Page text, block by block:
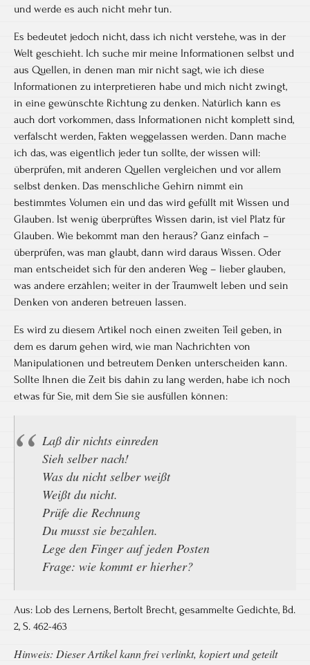
und werde es auch nicht mehr tun.
Es bedeutet jedoch nicht, dass ich nicht verstehe, was in der
Welt geschieht. Ich suche mir meine Informationen selbst und
aus Quellen, in denen man mir nicht sagt, wie ich diese
Informationen zu interpretieren habe und mich nicht zwingt,
in eine gewünschte Richtung zu denken. Natürlich kann es
auch dort vorkommen, dass Informationen nicht komplett sind,
verfälscht werden, Fakten weggelassen werden. Dann mache
ich das, was eigentlich jeder tun sollte, der wissen will:
überprüfen, mit anderen Quellen vergleichen und vor allem
selbst denken. Das menschliche Gehirn nimmt ein
bestimmtes Volumen ein und das wird gefüllt mit Wissen und
Glauben. Ist wenig überprüftes Wissen darin, ist viel Platz für
Glauben. Wie bekommt man den heraus? Ganz einfach –
überprüfen, was man glaubt, dann wird daraus Wissen. Oder
man entscheidet sich für den anderen Weg – lieber glauben,
was andere erzählen; weiter in der Traumwelt leben und sein
Denken von anderen betreuen lassen.
Es wird zu diesem Artikel noch einen zweiten Teil geben, in
dem es darum gehen wird, wie man Nachrichten von
Manipulationen und betreutem Denken unterscheiden kann.
Sollte Ihnen die Zeit bis dahin zu lang werden, habe ich noch
etwas für Sie, mit dem Sie sie ausfüllen können:
Laß dir nichts einreden
Sieh selber nach!
Was du nicht selber weißt
Weißt du nicht.
Prüfe die Rechnung
Du musst sie bezahlen.
Lege den Finger auf jeden Posten
Frage: wie kommt er hierher?
Aus: Lob des Lernens, Bertolt Brecht, gesammelte Gedichte, Bd.
2, S. 462-​463
Hinweis: Dieser Artikel kann frei verlinkt, kopiert und geteilt